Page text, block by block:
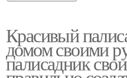
Красивый
домом своими
палисадник